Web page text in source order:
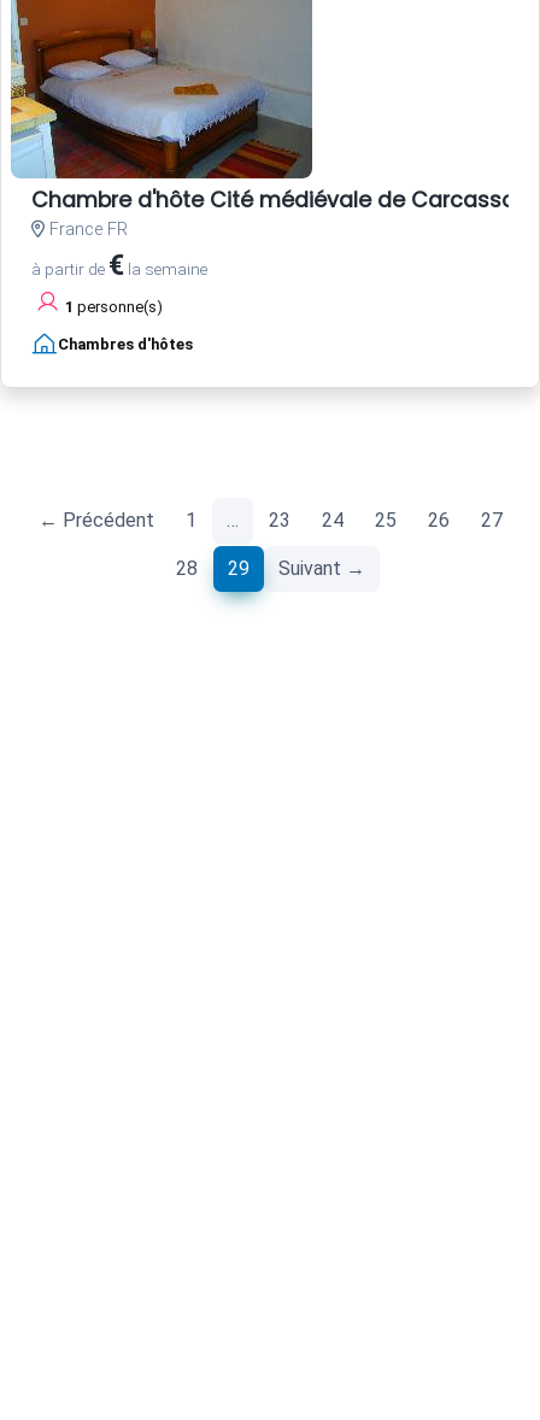
Chambre d'hôte Cité médiévale de
France FR
à partir de € la semaine
1 personne(s)
Chambres d'hôtes
← Précédent 1 … 23 24 25 26 27
28 29(current)
Suivant →